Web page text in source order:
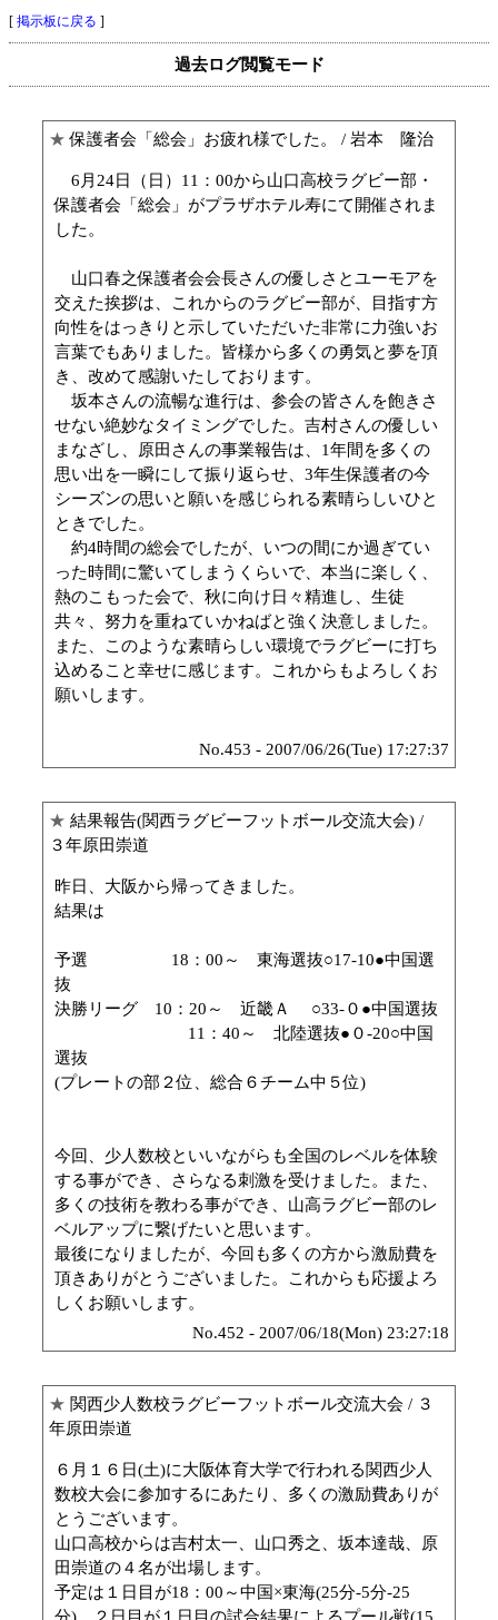
[ 掲示板に戻る ]
過去ログ閲覧モード
★ 保護者会「総会」お疲れ様でした。 / 岩本 隆治
6月24日（日）11：00から山口高校ラグビー部・
保護者会「総会」がプラザホテル寿にて開催されま
した。
山口春之保護者会会長さんの優しさとユーモアを
交えた挨拶は、これからのラグビー部が、目指す方
向性をはっきりと示していただいた非常に力強いお
言葉でもありました。皆様から多くの勇気と夢を頂
き、改めて感謝いたしております。
坂本さんの流暢な進行は、参会の皆さんを飽きさ
せない絶妙なタイミングでした。吉村さんの優しい
まなざし、原田さんの事業報告は、1年間を多くの
思い出を一瞬にして振り返らせ、3年生保護者の今
シーズンの思いと願いを感じられる素晴らしいひと
ときでした。
約4時間の総会でしたが、いつの間にか過ぎてい
った時間に驚いてしまうくらいで、本当に楽しく、
熱のこもった会で、秋に向け日々精進し、生徒
共々、努力を重ねていかねばと強く決意しました。
また、このような素晴らしい環境でラグビーに打ち
込めること幸せに感じます。これからもよろしくお
願いします。
No.453 - 2007/06/26(Tue) 17:27:37
★ 結果報告(関西ラグビーフットボール交流大会) /
３年原田崇道
昨日、大阪から帰ってきました。
結果は
予選 18：00～ 東海選抜○17-10●中国選
抜
決勝リーグ 10：20～ 近畿Ａ ○33-０●中国選抜
11：40～ 北陸選抜●０-20○中国
選抜
(プレートの部２位、総合６チーム中５位)
今回、少人数校といいながらも全国のレベルを体験
する事ができ、さらなる刺激を受けました。また、
多くの技術を教わる事ができ、山高ラグビー部のレ
ベルアップに繋げたいと思います。
最後になりましたが、今回も多くの方から激励費を
頂きありがとうございました。これからも応援よろ
しくお願いします。
No.452 - 2007/06/18(Mon) 23:27:18
★ 関西少人数校ラグビーフットボール交流大会 / ３
年原田崇道
６月１６日(土)に大阪体育大学で行われる関西少人
数校大会に参加するにあたり、多くの激励費ありが
とうございます。
山口高校からは吉村太一、山口秀之、坂本達哉、原
田崇道の４名が出場します。
予定は１日目が18：00～中国×東海(25分-5分-25